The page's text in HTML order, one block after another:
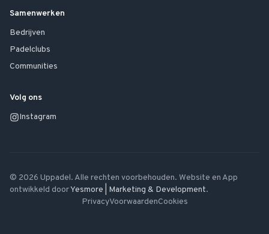
Samenwerken
Bedrijven
Padelclubs
Communities
Volg ons
Instagram
© 2026 Uppadel. Alle rechten voorbehouden. Website en App
ontwikkeld doorYesmore | Marketing & Development.
PrivacyVoorwaardenCookies